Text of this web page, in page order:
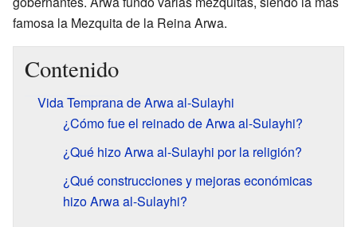
famosa la Mezquita de la Reina Arwa.
Contenido
Vida Temprana de Arwa al-Sulayhi
¿Cómo fue el reinado de Arwa al-Sulayhi?
¿Qué hizo Arwa al-Sulayhi por la religión?
¿Qué construcciones y mejoras económicas
hizo Arwa al-Sulayhi?